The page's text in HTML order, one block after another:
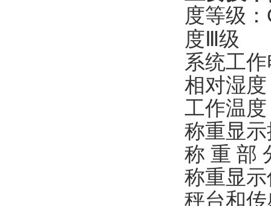
度等级：
度Ⅲ级
系统工
相对湿
工作温
称重显
称 重 部
称重显
秤台和